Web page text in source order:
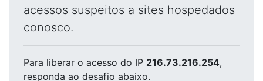
acessos suspeitos a sites hospedados
conosco.
Para liberar o acesso do IP 216.73.216.254,
responda ao desafio abaixo.